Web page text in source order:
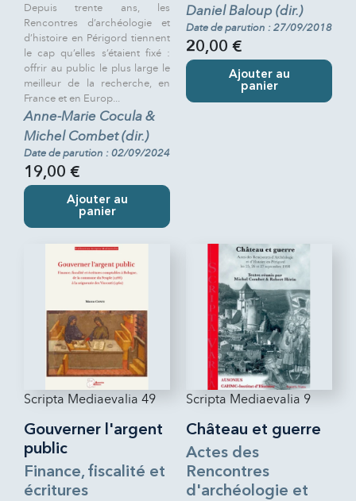
Depuis trente ans, les
Rencontres d’archéologie et
d’histoire en Périgord tiennent
le cap qu’elles s’étaient fixé :
offrir au public le plus large le
meilleur de la recherche, en
France et en Europ...
Anne-Marie Cocula &
Michel Combet (dir.)
Date de parution : 02/09/2024
19,00 €
Ajouter au
panier
Daniel Baloup (dir.)
Date de parution : 27/09/2018
20,00 €
Ajouter au
panier
Scripta Mediaevalia 49
Gouverner l'argent
public
Finance, fiscalité et
écritures
Scripta Mediaevalia 9
Château et guerre
Actes des
Rencontres
d'archéologie et